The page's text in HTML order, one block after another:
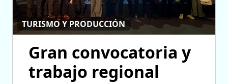
TURISMO Y PRODUCCIÓN
Gran convocatoria y
trabajo regional